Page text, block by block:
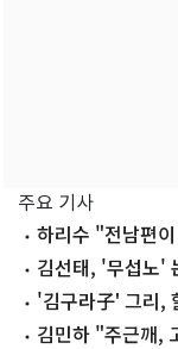
주요 기사
하리수 "전남편
김선태, '무섭노'
생각 없냐?"
'김구라子' 그리,
김민하 "주근깨,